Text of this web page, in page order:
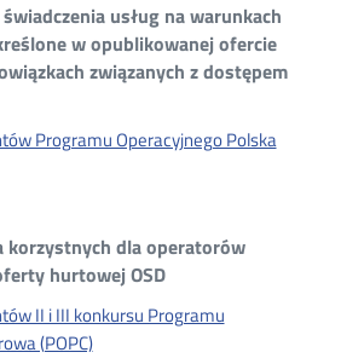
usług na warunkach
w opublikowanej ofercie
związanych z dostępem
Programu Operacyjnego Polska
korzystnych dla operatorów
hurtowej OSD
II i III konkursu Programu
(POPC)